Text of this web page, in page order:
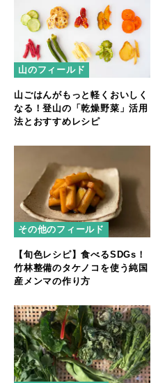
山のフィールド
山ごはんがもっと軽くおいしく
なる！登山の「乾燥野菜」活用
法とおすすめレシピ
その他のフィールド
【旬色レシピ】食べるSDGs！
竹林整備のタケノコを使う純国
産メンマの作り方